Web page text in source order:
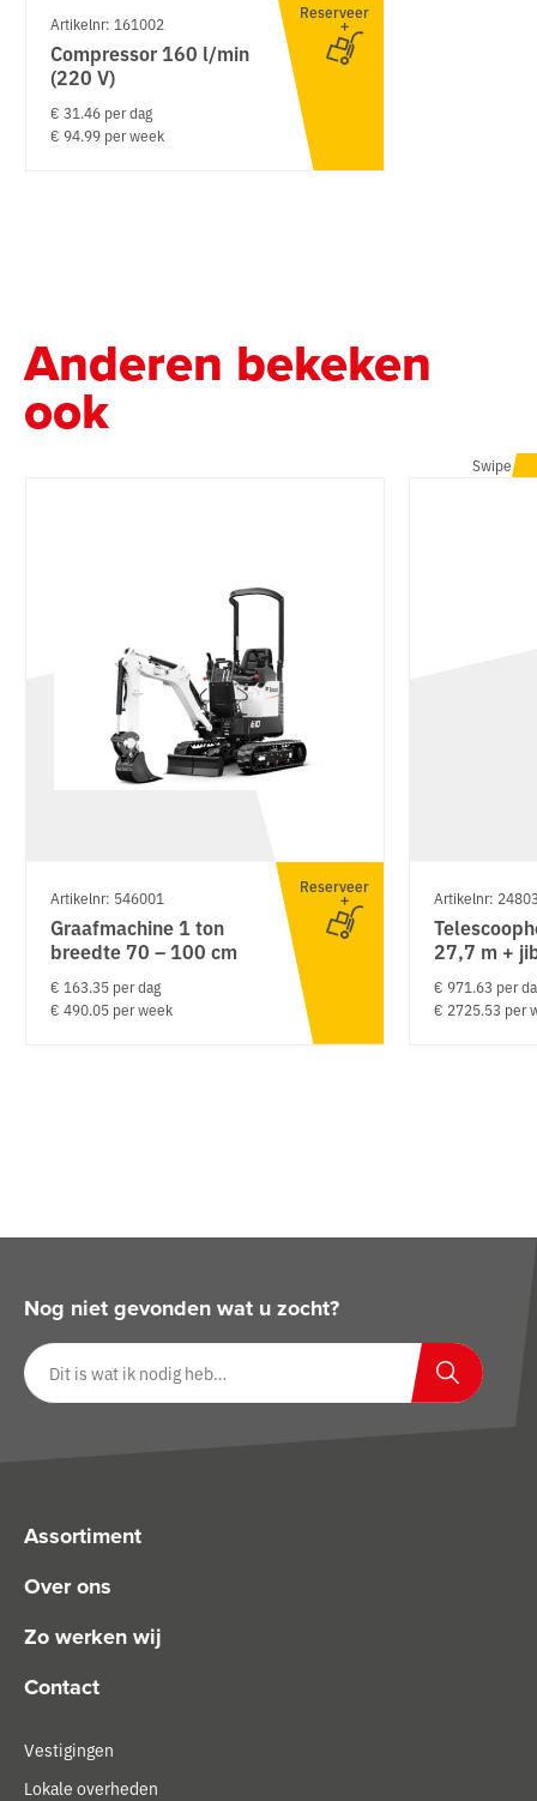
Artikelnr: 161002
Compressor 160 l/min
(220 V)
€ 31.46 per dag
€ 94.99 per week
Reserveer
Anderen bekeken
ook
Swipe
Artikelnr: 546001
Graafmachine 1 ton
breedte 70 – 100 cm
€ 163.35 per dag
€ 490.05 per week
Reserveer
Artikelnr:
27,7 m +
€ 971.63 per
€ 2725.53 per
Nog niet gevonden wat u zocht?
Zoeken op website
Zoeken
Assortiment
Over ons
Zo werken wij
Contact
Vestigingen
Lokale overheden